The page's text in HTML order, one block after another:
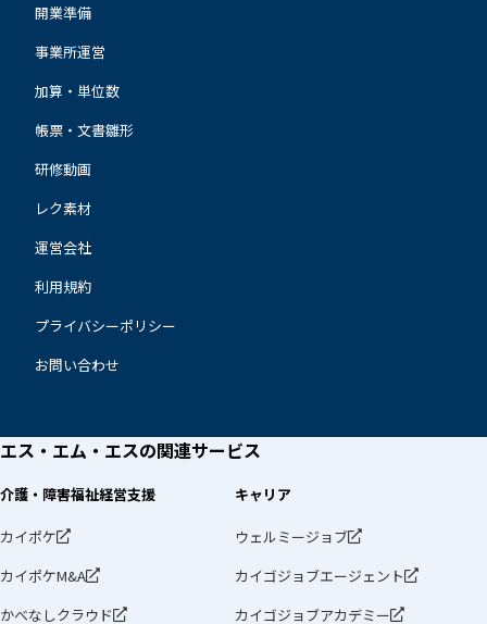
開業準備
事業所運営
加算・単位数
帳票・文書雛形
研修動画
レク素材
運営会社
利用規約
プライバシーポリシー
お問い合わせ
エス・エム・エスの関連サービス
介護・障害福祉経営支援
カイポケ
カイポケM&A
かべなしクラウド
キャリア
ウェルミージョブ
カイゴジョブエージェント
カイゴジョブアカデミー